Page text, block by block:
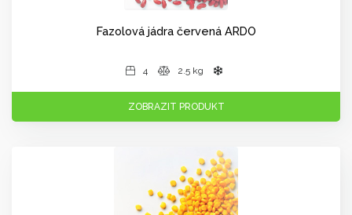
Fazolová jádra červená ARDO
4 2.5 kg
ZOBRAZIT PRODUKT